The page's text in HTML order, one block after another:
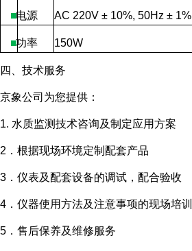
■电源 AC 220V ± 10%, 50Hz ± 1%
■功率 150W
四、技术服务
京象公司为您提供：
1. 水质监测技术咨询及制定应用方案
2．根据现场环境定制配套产品
3．仪表及配套设备的调试，配合验收
4．仪器使用方法及注意事项的现场培训
5．售后保养及维修服务